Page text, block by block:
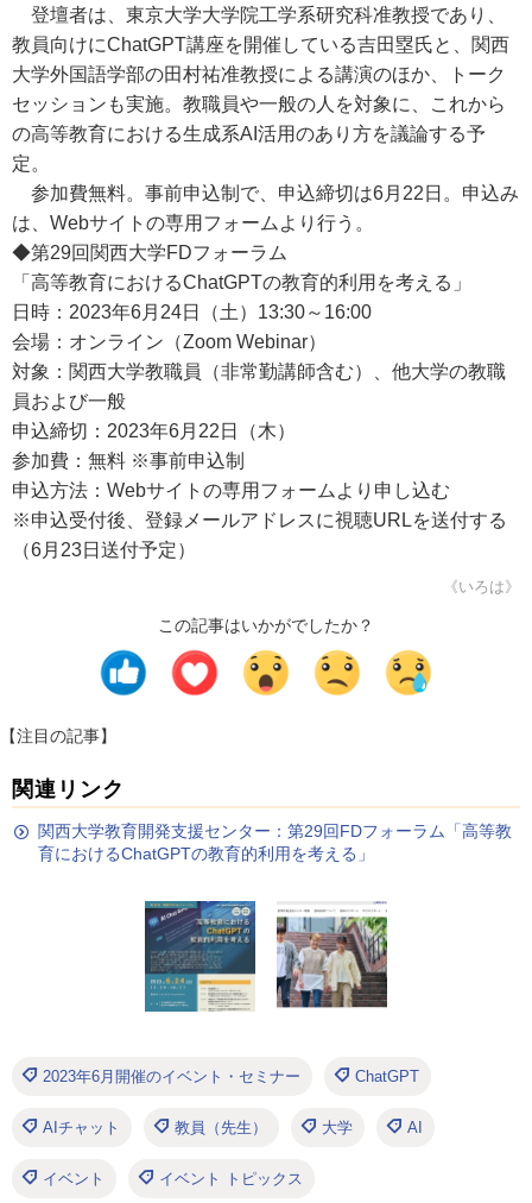
登壇者は、東京大学大学院工学系研究科准教授であり、
教員向けにChatGPT講座を開催している吉田塁氏と、関西
大学外国語学部の田村祐准教授による講演のほか、トーク
セッションも実施。教職員や一般の人を対象に、これから
の高等教育における生成系AI活用のあり方を議論する予
定。
参加費無料。事前申込制で、申込締切は6月22日。申込み
は、Webサイトの専用フォームより行う。
◆第29回関西大学FDフォーラム
「高等教育におけるChatGPTの教育的利用を考える」
日時：2023年6月24日（土）13:30～16:00
会場：オンライン（Zoom Webinar）
対象：関西大学教職員（非常勤講師含む）、他大学の教職
員および一般
申込締切：2023年6月22日（木）
参加費：無料 ※事前申込制
申込方法：Webサイトの専用フォームより申し込む
※申込受付後、登録メールアドレスに視聴URLを送付する
（6月23日送付予定）
《いろは》
この記事はいかがでしたか？
【注目の記事】
関連リンク
関西大学教育開発支援センター：第29回FDフォーラム「高等教
育におけるChatGPTの教育的利用を考える」
2023年6月開催のイベント・セミナー ChatGPT
AIチャット 教員（先生） 大学 AI
イベント イベント トピックス